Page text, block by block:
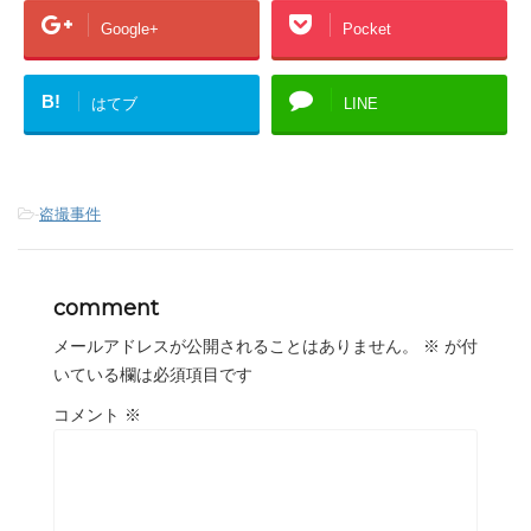
Google+ Pocket
B! はてブ LINE
-盗撮事件
comment
メールアドレスが公開されることはありません。 ※ が付
いている欄は必須項目です
コメント ※